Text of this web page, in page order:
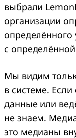
выбрали
организации
определённого
с
Мы видим
в системе. Если
данные или
не знаем.
это медианы